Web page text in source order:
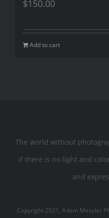
$150.00
Add to cart
The world without
if there is no light and
and
Copyright 2021, Adam Messler